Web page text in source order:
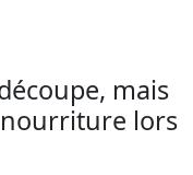
mais
lors